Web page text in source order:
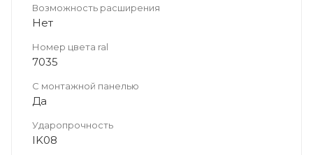
Возможность расширения
Нет
Номер цвета ral
7035
С монтажной панелью
Да
Ударопрочность
IK08